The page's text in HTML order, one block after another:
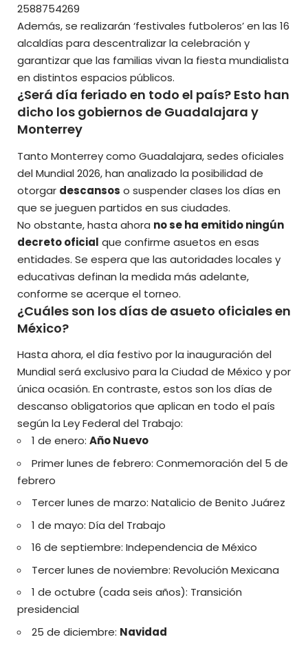
2588754269
Además, se realizarán ‘festivales futboleros’ en las 16
alcaldías para descentralizar la celebración y
garantizar que las familias vivan la fiesta mundialista
en distintos espacios públicos.
¿Será día feriado en todo el país? Esto han
dicho los gobiernos de Guadalajara y
Monterrey
Tanto Monterrey como Guadalajara, sedes oficiales
del Mundial 2026, han analizado la posibilidad de
otorgar descansos o suspender clases los días en
que se jueguen partidos en sus ciudades.
No obstante, hasta ahora no se ha emitido ningún
decreto oficial que confirme asuetos en esas
entidades. Se espera que las autoridades locales y
educativas definan la medida más adelante,
conforme se acerque el torneo.
¿Cuáles son los días de asueto oficiales en
México?
Hasta ahora, el día festivo por la inauguración del
Mundial será exclusivo para la Ciudad de México y por
única ocasión. En contraste, estos son los días de
descanso obligatorios que aplican en todo el país
según la Ley Federal del Trabajo:
1 de enero: Año Nuevo
Primer lunes de febrero: Conmemoración del 5 de
febrero
Tercer lunes de marzo: Natalicio de Benito Juárez
1 de mayo: Día del Trabajo
16 de septiembre: Independencia de México
Tercer lunes de noviembre: Revolución Mexicana
1 de octubre (cada seis años): Transición
presidencial
25 de diciembre: Navidad